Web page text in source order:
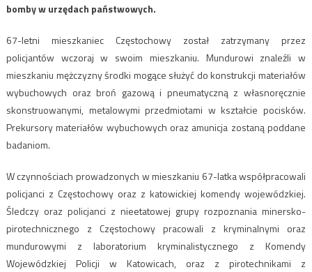
bomby w urzędach państwowych.
67-letni mieszkaniec Częstochowy został zatrzymany przez
policjantów wczoraj w swoim mieszkaniu. Mundurowi znaleźli w
mieszkaniu mężczyzny środki mogące służyć do konstrukcji materiałów
wybuchowych oraz broń gazową i pneumatyczną z własnoręcznie
skonstruowanymi, metalowymi przedmiotami w kształcie pocisków.
Prekursory materiałów wybuchowych oraz amunicja zostaną poddane
badaniom.
W czynnościach prowadzonych w mieszkaniu 67-latka współpracowali
policjanci z Częstochowy oraz z katowickiej komendy wojewódzkiej.
Śledczy oraz policjanci z nieetatowej grupy rozpoznania minersko-
pirotechnicznego z Częstochowy pracowali z kryminalnymi oraz
mundurowymi z laboratorium kryminalistycznego z Komendy
Wojewódzkiej Policji w Katowicach, oraz z pirotechnikami z